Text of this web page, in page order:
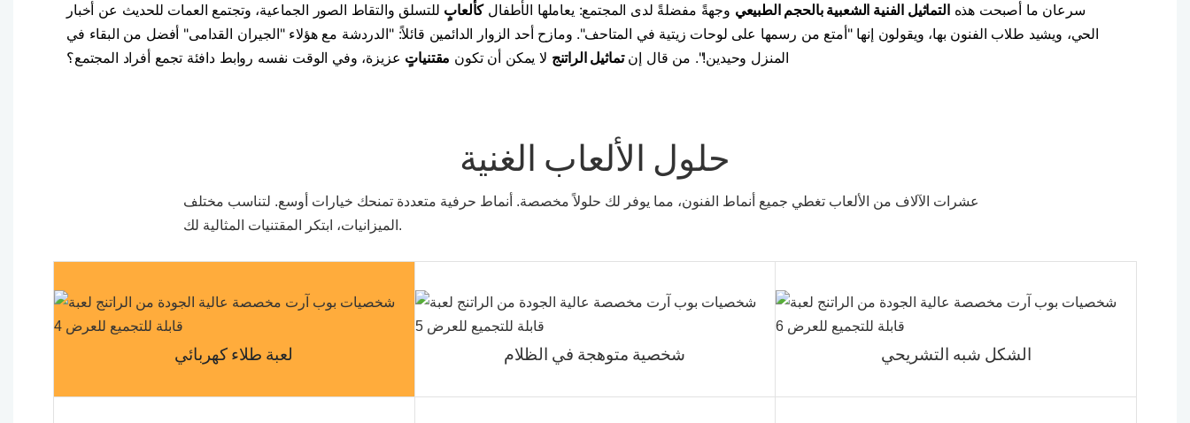
سرعان ما أصبحت هذهالتماثيل الفنية الشعبية بالحجم الطبيعي وجهةً مفضلةً لدى المجتمع: يعاملها الأطفالكألعابٍ للتسلق والتقاط الصور الجماعية، وتجتمع العمات للحديث عن أخبار
الحي، ويشيد طلاب الفنون بها، ويقولون إنها "أمتع من رسمها على لوحات زيتية في المتاحف". ومازح أحد الزوار الدائمين قائلاً: "الدردشة مع هؤلاء "الجيران القدامى" أفضل من البقاء في
المنزل وحيدين!". من قال إنتماثيل الراتنج لا يمكن أن تكون مقتنياتٍ عزيزة، وفي الوقت نفسه روابط دافئة تجمع أفراد المجتمع؟
حلول الألعاب الغنية
عشرات الآلاف من الألعاب تغطي جميع أنماط الفنون، مما يوفر لك حلولاً مخصصة. أنماط حرفية متعددة تمنحك خيارات أوسع. لتناسب مختلف
الميزانيات، ابتكر المقتنيات المثالية لك.
لعبة طلاء كهربائي شخصية متوهجة في الظلام الشكل شبه التشريحي